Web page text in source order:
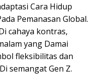
Cara Hidup
Pemanasan Global.
cahaya kontras,
yang Damai
fleksibilitas dan
semangat Gen Z.